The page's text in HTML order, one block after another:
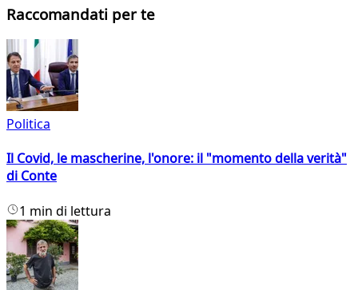
Raccomandati per te
Politica
Il Covid, le mascherine, l'onore: il "momento della verità"
di Conte
1 min di lettura